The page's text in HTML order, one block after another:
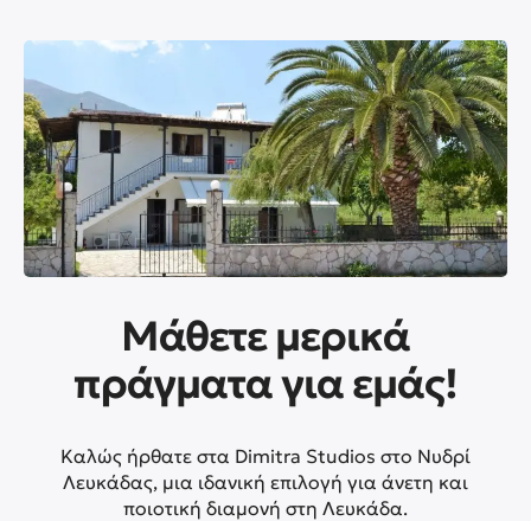
Μάθετε μερικά
πράγματα για εμάς!
Καλώς ήρθατε στα Dimitra Studios στο Νυδρί
Λευκάδας, μια ιδανική επιλογή για άνετη και
ποιοτική διαμονή στη Λευκάδα.